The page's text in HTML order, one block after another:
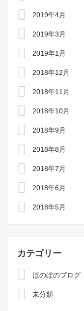
2019年4月
2019年3月
2019年1月
2018年12月
2018年11月
2018年10月
2018年9月
2018年8月
2018年7月
2018年6月
2018年5月
カテゴリー
ほのぼのブログ
未分類